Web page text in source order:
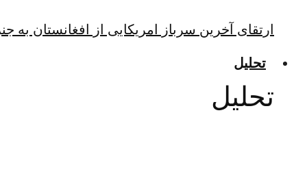
ارتقای آخرین سرباز امریکایی از افغانستان به
تحلیل
تحلیل